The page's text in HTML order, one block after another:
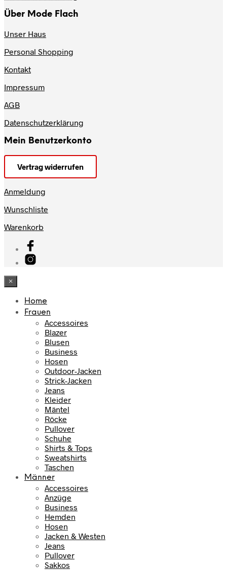
Über Mode Flach
Unser Haus
Personal Shopping
Kontakt
Impressum
AGB
Datenschutzerklärung
Mein Benutzerkonto
Vertrag widerrufen
Anmeldung
Wunschliste
Warenkorb
×
Home
Frauen
Accessoires
Blazer
Blusen
Business
Hosen
Outdoor-Jacken
Strick-Jacken
Jeans
Kleider
Mäntel
Röcke
Pullover
Schuhe
Shirts & Tops
Sweatshirts
Taschen
Männer
Accessoires
Anzüge
Business
Hemden
Hosen
Jacken & Westen
Jeans
Pullover
Sakkos